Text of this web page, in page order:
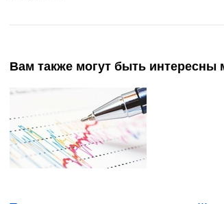
Вам также могут быть интересны